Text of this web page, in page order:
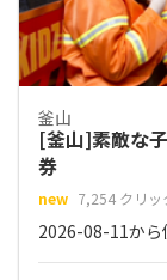
釜山
[釜山]素敵な
券
new 7,254 クリッ
2026-08-11から